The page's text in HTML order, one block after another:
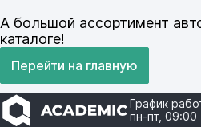
А большой ассортимент
каталоге!
Перейти на главную
График
пн-пт, 09:00